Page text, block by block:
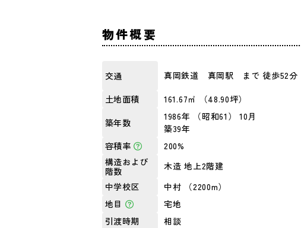
物件概要
交通 真岡鉄道 真岡駅 まで 徒歩52分
土地面積
161.67㎡ （48.90坪）
築年数
1986年 （昭和61） 10月
築39年
容積率
200%
構造および
階数
木造 地上2階建
中学校区
中村 （2200m）
地目
宅地
引渡時期
相談